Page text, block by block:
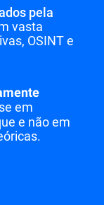
pela
vasta
OSINT e
em
e não em